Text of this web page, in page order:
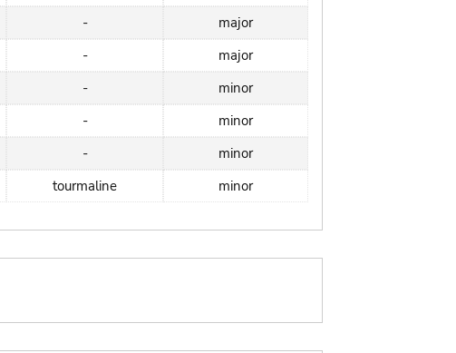
-
major
-
major
-
minor
-
minor
-
minor
tourmaline minor